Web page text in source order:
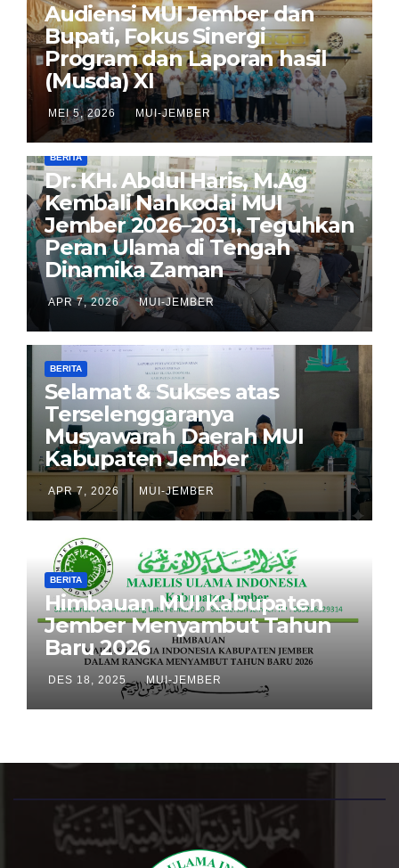
Audiensi MUI Jember dan
Bupati, Fokus Sinergi
Program dan Laporan hasil
(Musda) XI
MEI 5, 2026 MUI-JEMBER
BERITA
Dr. KH. Abdul Haris, M.Ag
Kembali Nahkodai MUI
Jember 2026–2031, Teguhkan
Peran Ulama di Tengah
Dinamika Zaman
APR 7, 2026 MUI-JEMBER
BERITA
Selamat & Sukses atas
Terselenggaranya
Musyawarah Daerah MUI
Kabupaten Jember
APR 7, 2026 MUI-JEMBER
BERITA
Himbauan MUI Kabupaten
Jember Menyambut Tahun
Baru 2026
DES 18, 2025 MUI-JEMBER